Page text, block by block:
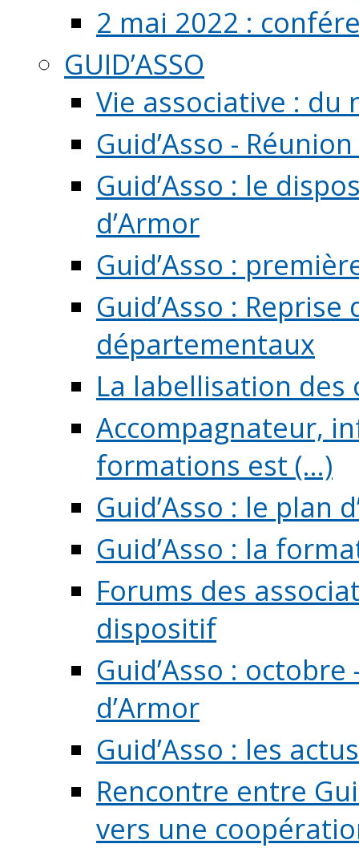
2 mai 2022 :
GUID’ASSO
Vie associative : du
Guid’Asso -
Guid’Asso : le
d’Armor
Guid’Asso :
Guid’Asso :
départementaux
La labellisation
Accompagnateur,
formations est (...)
Guid’Asso : le plan
Guid’Asso : la
Forums des
dispositif
Guid’Asso :
d’Armor
Guid’Asso : les
Rencontre entre
vers une